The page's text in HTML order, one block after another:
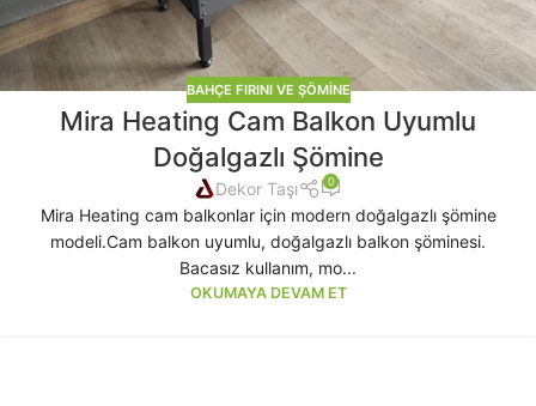
BAHÇE FIRINI VE ŞÖMINE
Mira Heating Cam Balkon Uyumlu
Doğalgazlı Şömine
Dekor Taşı 0
Mira Heating cam balkonlar için modern doğalgazlı şömine
modeli.Cam balkon uyumlu, doğalgazlı balkon şöminesi.
Bacasız kullanım, mo...
OKUMAYA DEVAM ET